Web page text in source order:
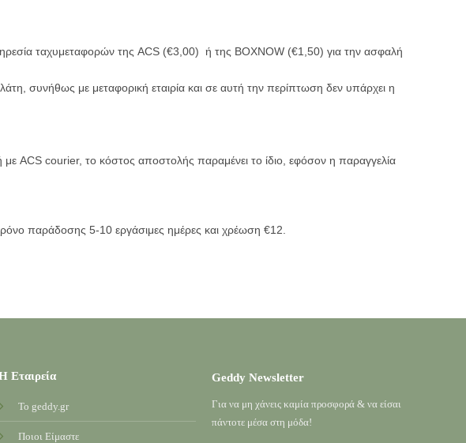
ταχυμεταφορών της ACS (€3,00) ή της BOXNOW (€1,50) για την ασφαλή
συνήθως με μεταφορική εταιρία και σε αυτή την περίπτωση δεν υπάρχει η
ACS courier, το κόστος αποστολής παραμένει το ίδιο, εφόσον η παραγγελία
παράδοσης 5-10 εργάσιμες ημέρες και χρέωση €12.
Εταιρεία
Το geddy.gr
Ποιοι Είμαστε
Geddy Newsletter
Για να μη χάνεις καμία προσφορά & να είσαι
πάντοτε μέσα στη μόδα!